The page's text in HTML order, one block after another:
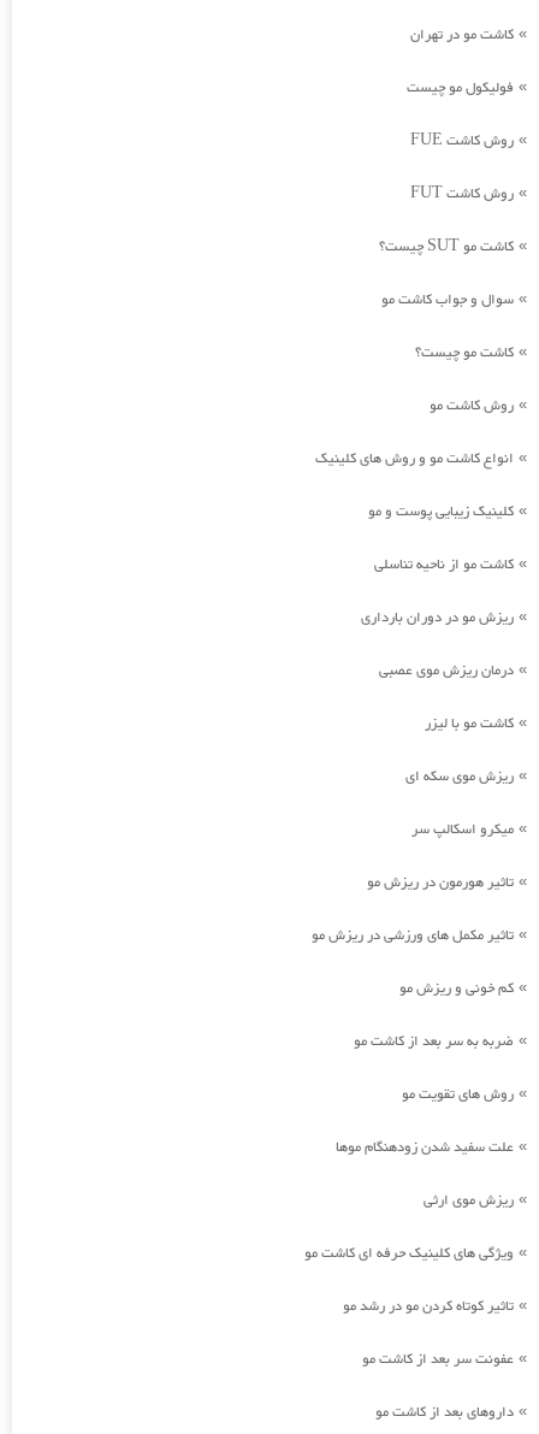
» کاشت مو در تهران
» فولیکول مو چیست
» روش کاشت FUE
» روش کاشت FUT
» کاشت مو SUT چیست؟
» سوال و جواب کاشت مو
» کاشت مو چیست؟
» روش کاشت مو
» انواع کاشت مو و روش های کلینیک
» کلینیک زیبایی پوست و مو
» کاشت مو از ناحیه تناسلی
» ریزش مو در دوران بارداری
» درمان ریزش موی عصبی
» کاشت مو با لیزر
» ریزش موی سکه ای
» میکرو اسکالپ سر
» تاثیر هورمون در ریزش مو
» تاثیر مکمل های ورزشی در ریزش مو
» کم خونی و ریزش مو
» ضربه به سر بعد از کاشت مو
» روش های تقویت مو
» علت سفید شدن زودهنگام موها
» ریزش موی ارثی
» ویژگی های کلینیک حرفه ای کاشت مو
» تاثیر کوتاه کردن مو در رشد مو
» عفونت سر بعد از کاشت مو
» داروهای بعد از کاشت مو